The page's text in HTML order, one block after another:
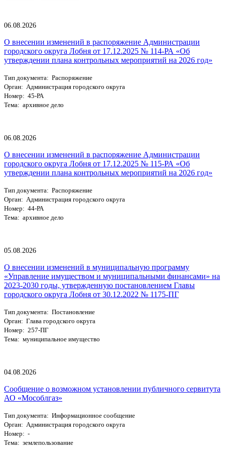
06.08.2026
О внесении изменений в распоряжение Администрации
городского округа Лобня от 17.12.2025 № 114-РА «Об
утверждении плана контрольных мероприятий на 2026 год»
Тип документа: Распоряжение
Орган: Администрация городского округа
Номер: 45-РА
Тема: архивное дело
06.08.2026
О внесении изменений в распоряжение Администрации
городского округа Лобня от 17.12.2025 № 115-РА «Об
утверждении плана контрольных мероприятий на 2026 год»
Тип документа: Распоряжение
Орган: Администрация городского округа
Номер: 44-РА
Тема: архивное дело
05.08.2026
О внесении изменений в муниципальную программу
«Управление имуществом и муниципальными финансами» на
2023-2030 годы, утвержденную постановлением Главы
городского округа Лобня от 30.12.2022 № 1175-ПГ
Тип документа: Постановление
Орган: Глава городского округа
Номер: 257-ПГ
Тема: муниципальное имущество
04.08.2026
Сообщение о возможном установлении публичного сервитута
АО «Мособлгаз»
Тип документа: Информационное сообщение
Орган: Администрация городского округа
Номер: -
Тема: землепользование